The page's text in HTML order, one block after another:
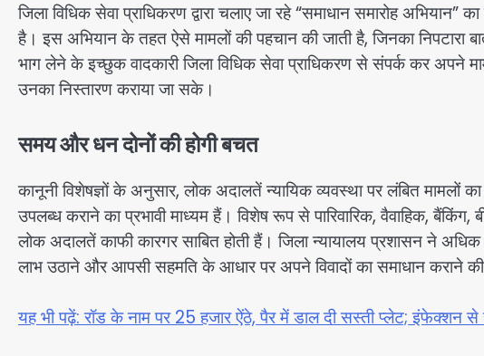
जिला विधिक सेवा प्राधिकरण द्वारा चलाए जा रहे “समाधान समारोह
है। इस अभियान के तहत ऐसे मामलों की पहचान की जाती है, जिनका
भाग लेने के इच्छुक वादकारी जिला विधिक सेवा प्राधिकरण से संपर्क कर अपने
उनका निस्तारण कराया जा सके।
समय और धन दोनों की होगी बचत
कानूनी विशेषज्ञों के अनुसार, लोक अदालतें न्यायिक व्यवस्था पर लंबित मामलों
उपलब्ध कराने का प्रभावी माध्यम हैं। विशेष रूप से पारिवारिक, वैवाहिक,
लोक अदालतें काफी कारगर साबित होती हैं। जिला न्यायालय प्रशासन ने
लाभ उठाने और आपसी सहमति के आधार पर अपने विवादों का समाधान कराने
यह भी पढ़ें: रॉड के नाम पर 25 हजार ऐंठे, पैर में डाल दी सस्ती प्लेट; इंफेक्शन